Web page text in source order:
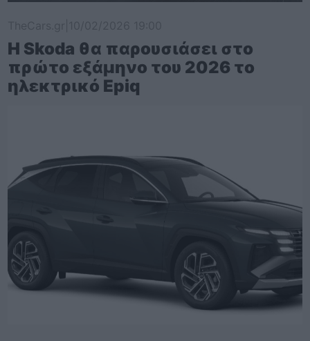
Η Skoda θα παρουσιάσει στο
πρώτο εξάμηνο του 2026 το
ηλεκτρικό Epiq